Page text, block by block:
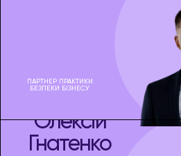
ПАРТНЕР ПРАКТИКИ
БЕЗПЕКИ БІЗНЕСУ
Олексій
Гнатенко